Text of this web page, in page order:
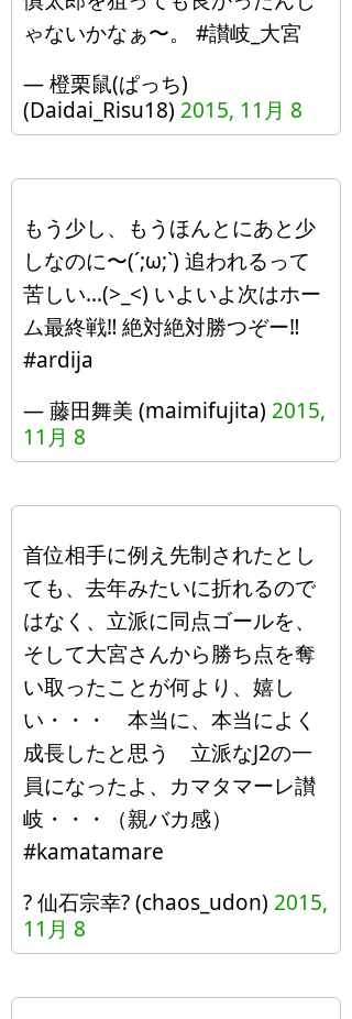
ゃないかなぁ〜。 #讃岐_大宮
— 橙栗鼠(ぱっち)
(Daidai_Risu18) 2015, 11月 8
もう少し、もうほんとにあと少
しなのに〜(´;ω;`) 追われるって
苦しい…(>_<) いよいよ次はホー
ム最終戦‼︎ 絶対絶対勝つぞー‼︎
#ardija
— 藤田舞美 (maimifujita) 2015,
11月 8
首位相手に例え先制されたとし
ても、去年みたいに折れるので
はなく、立派に同点ゴールを、
そして大宮さんから勝ち点を奪
い取ったことが何より、嬉し
い・・・ 本当に、本当によく
成長したと思う 立派なJ2の一
員になったよ、カマタマーレ讃
岐・・・（親バカ感）
#kamatamare
? 仙石宗幸? (chaos_udon) 2015,
11月 8